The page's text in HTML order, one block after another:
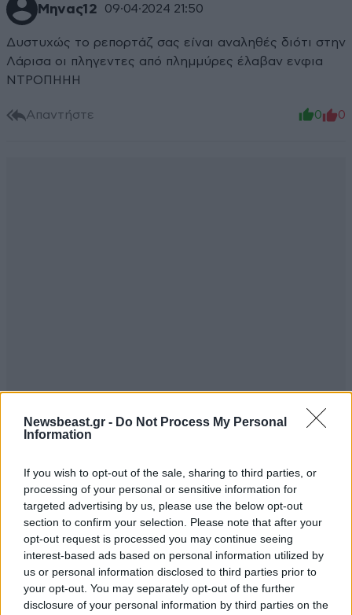
Newsbeast.gr - Do Not Process My Personal
Information
If you wish to opt-out of the sale, sharing to third parties, or
processing of your personal or sensitive information for
targeted advertising by us, please use the below opt-out
section to confirm your selection. Please note that after your
opt-out request is processed you may continue seeing
interest-based ads based on personal information utilized by
us or personal information disclosed to third parties prior to
your opt-out. You may separately opt-out of the further
disclosure of your personal information by third parties on the
Μηνας12 09·04·2024 21:50
Δυστυχώς το ρεπορτάζ σας είναι αναληθές διότι στην
Λάρισα οι πληγεντες από πλημμύρες έλαβαν ενφια
ΝΤΡΟΠΗΗΗ
Απαντήστε 0 0
Σανοφάγος 09·04·2024 10:33
ΕΝΦΙΑ, αλλά είχα και επιστροφή!
Απαντήστε
konnos o megas 09·04·2024 08:55